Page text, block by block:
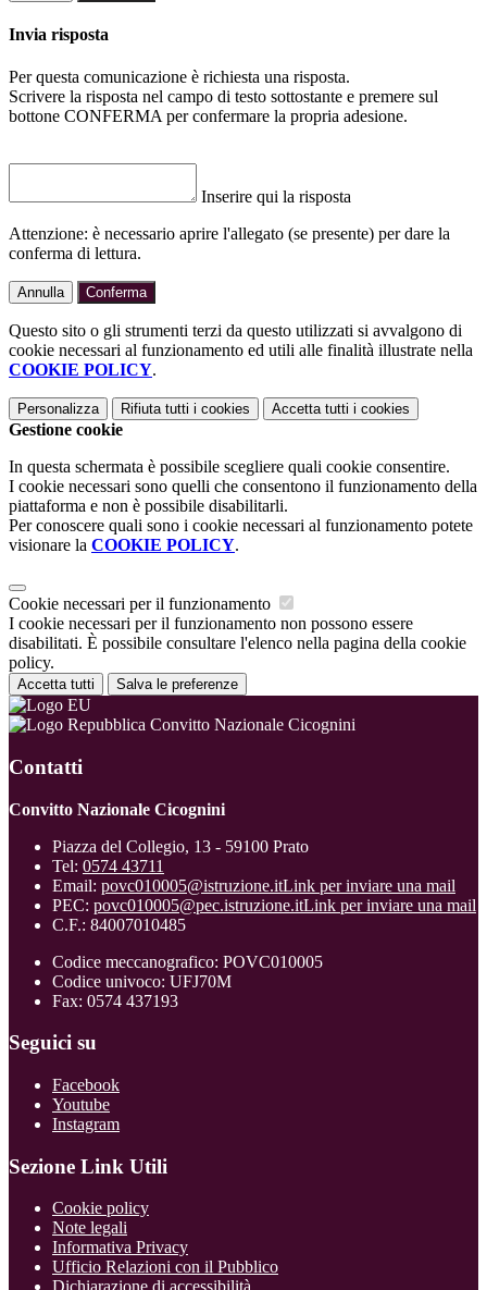
Invia risposta
Per questa comunicazione è richiesta una risposta.
Scrivere la risposta nel campo di testo sottostante e premere sul
bottone CONFERMA per confermare la propria adesione.
Inserire qui la risposta
Attenzione: è necessario aprire l'allegato (se presente) per dare la
conferma di lettura.
Annulla Conferma
Questo sito o gli strumenti terzi da questo utilizzati si avvalgono di
cookie necessari al funzionamento ed utili alle finalità illustrate nella
COOKIE POLICY.
Personalizza Rifiuta tutti i cookies Accetta tutti i cookies
Gestione cookie
In questa schermata è possibile scegliere quali cookie consentire.
I cookie necessari sono quelli che consentono il funzionamento della
piattaforma e non è possibile disabilitarli.
Per conoscere quali sono i cookie necessari al funzionamento potete
visionare la COOKIE POLICY.
Cookie necessari per il funzionamento
I cookie necessari per il funzionamento non possono essere
disabilitati. È possibile consultare l'elenco nella pagina della cookie
policy.
Accetta tutti Salva le preferenze
Convitto Nazionale Cicognini
Contatti
Convitto Nazionale Cicognini
Piazza del Collegio, 13 - 59100 Prato
Tel: 0574 43711
Email: povc010005@istruzione.itLink per inviare una mail
PEC: povc010005@pec.istruzione.itLink per inviare una mail
C.F.: 84007010485
Codice meccanografico: POVC010005
Codice univoco: UFJ70M
Fax: 0574 437193
Seguici su
Facebook
Youtube
Instagram
Sezione Link Utili
Cookie policy
Note legali
Informativa Privacy
Ufficio Relazioni con il Pubblico